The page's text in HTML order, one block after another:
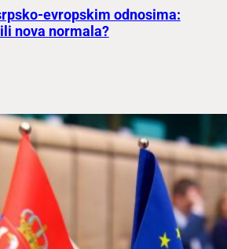
evropskim odnosima:
nova normala?